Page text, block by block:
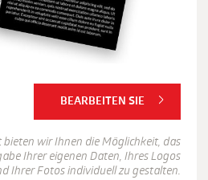
BEARBEITEN SIE
wir Ihnen die Möglichkeit, das
Ihrer eigenen Daten, Ihres Logos
Ihrer Fotos individuell zu gestalten.